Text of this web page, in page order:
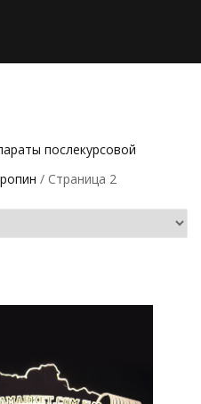
послекурсовой
/ Страница 2